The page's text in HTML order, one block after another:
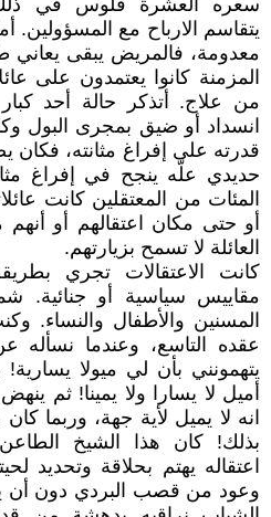
سعره العشرة فلوس في ذلك
يتقاسم الارباح مع المسؤولين.
معدومة، فالمريض يبقى يعاني
المزمنة كانوا يعتمدون على
من علاج. أتذكر حالة أحد
انسداد أو ضيق بمجرى البول
قدرته على إفراغ مثانته،
حديدي علّه ينجح في إفراغ
المئات من المعتقلين كانت
أو حتى مكان اعتقالهم أو
العائلة لا تسمح بزيارتهم.
كانت الاعتقالات تجري
مقاييس سياسية أو جنائية.
المسنين والأطفال والنساء.
عقده التاسع، وعندما نسأله
يتهمونني بأن لي ميولا يسارية!
أميل لا يسارا ولا يمينا! ثم
انه لا يميل لأية جهة، وربما
بذلك! كان هذا الشيخ
اعتقاله يهتم بحلاقة وتحديد
وعود من قصب البردي دون أن